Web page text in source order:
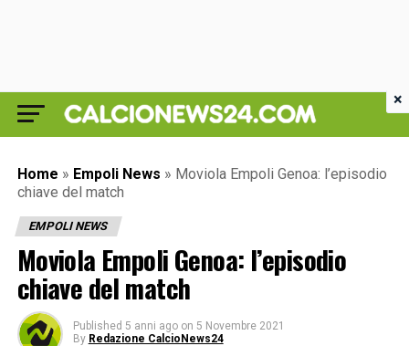
Home » Empoli News » Moviola Empoli Genoa: l’episodio
chiave del match
EMPOLI NEWS
Moviola Empoli Genoa: l’episodio
chiave del match
Published 5 anni ago on 5 Novembre 2021
By Redazione CalcioNews24
×